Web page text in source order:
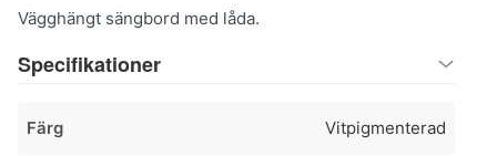
Vägghängt sängbord med låda.
Specifikationer
Färg Vitpigmenterad